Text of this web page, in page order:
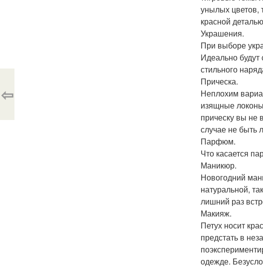
унылых цветов,
красной
Украшения.
При выборе
Идеально
стильного
Прическа.
Неплохим
изящные
прическу вы не
случае не быть
Парфюм.
Что касается
Маникюр.
Новогодний
натуральной,
лишний раз
Макияж.
Петух носит
предстать в
одежде.
⇦